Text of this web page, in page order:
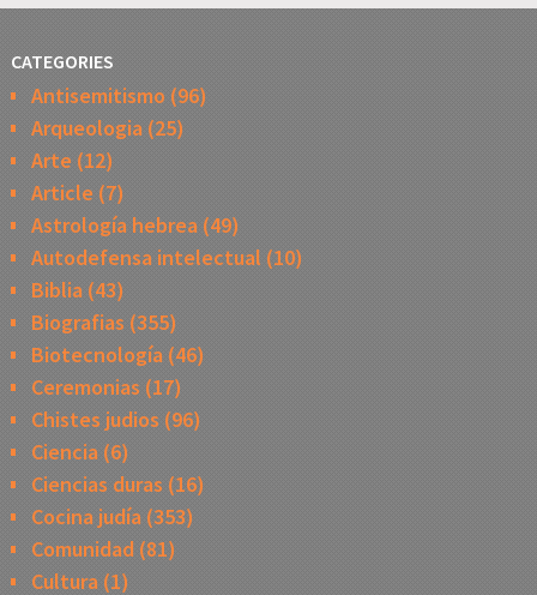
CATEGORIES
Antisemitismo (96)
Arqueologia(25)
Arte (12)
Article (7)
Astrología hebrea(49)
Autodefensa intelectual (10)
Biblia(43)
Biografias (355)
Biotecnología(46)
Ceremonias (17)
Chistes judios (96)
Ciencia(6)
Ciencias duras (16)
Cocina judía(353)
Comunidad(81)
Cultura(1)